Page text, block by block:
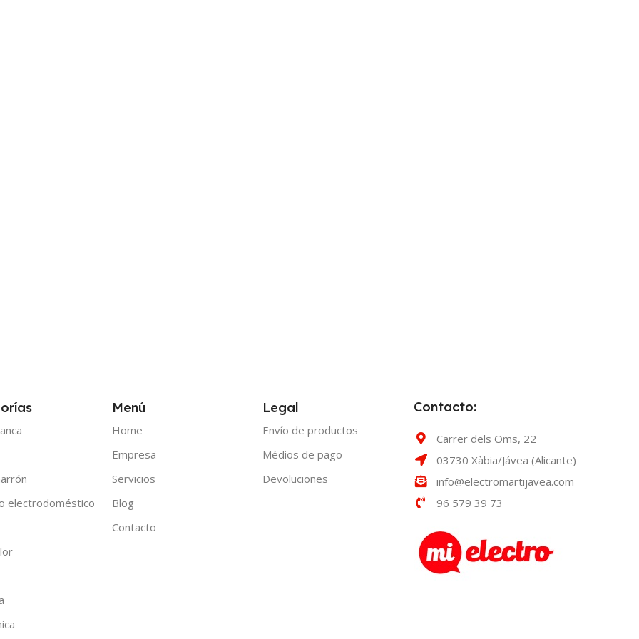
electrodoméstico
Menú
Home
Empresa
Servicios
Blog
Contacto
Legal
Envío de productos
Médios de pago
Devoluciones
Contacto:
Carrer dels Oms, 22
03730 Xàbia/Jávea (Alicante)
info@electromartijavea.com
96 579 39 73